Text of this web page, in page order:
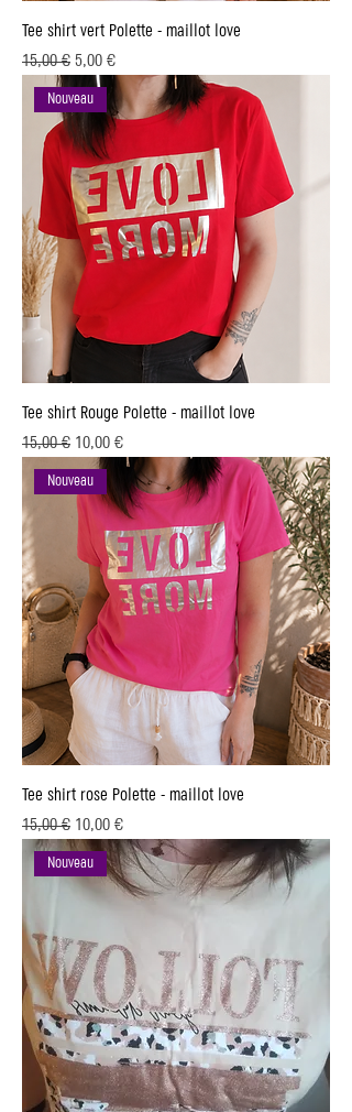
Tee shirt vert Polette - maillot love
Prix original
15,00 € Prix promotionnel
5,00 €
Nouveau
Tee shirt Rouge Polette - maillot love
Prix original
15,00 € Prix promotionnel
10,00 €
Nouveau
Tee shirt rose Polette - maillot love
Prix original
15,00 € Prix promotionnel
10,00 €
Nouveau